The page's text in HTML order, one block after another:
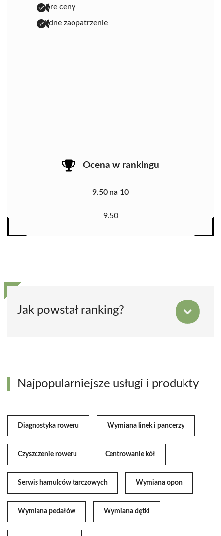
dobre ceny
solidne zaopatrzenie
Ocena w rankingu
9.50 na 10
9.50
Jak powstał ranking?
Najpopularniejsze usługi i produkty
Diagnostyka roweru Wymiana linek i pancerzy
Czyszczenie roweru Centrowanie kół
Serwis hamulców tarczowych Wymiana opon
Wymiana pedałów Wymiana dętki